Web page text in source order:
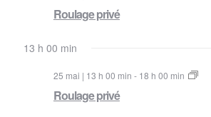
Roulage privé
13 h 00 min
25 mai | 13 h 00 min - 18 h 00 min
Roulage privé